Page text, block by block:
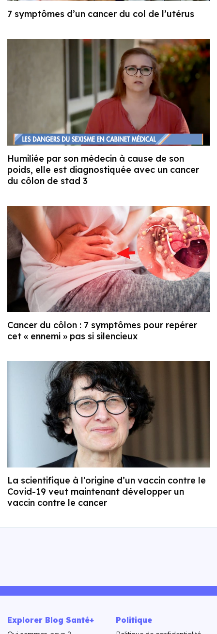
7 symptômes d’un cancer du col de l’utérus
Humiliée par son médecin à cause de son
poids, elle est diagnostiquée avec un cancer
du côlon de stad 3
Cancer du côlon : 7 symptômes pour repérer
cet « ennemi » pas si silencieux
La scientifique à l’origine d’un vaccin contre le
Covid-19 veut maintenant développer un
vaccin contre le cancer
Explorer Blog Santé+ Politique